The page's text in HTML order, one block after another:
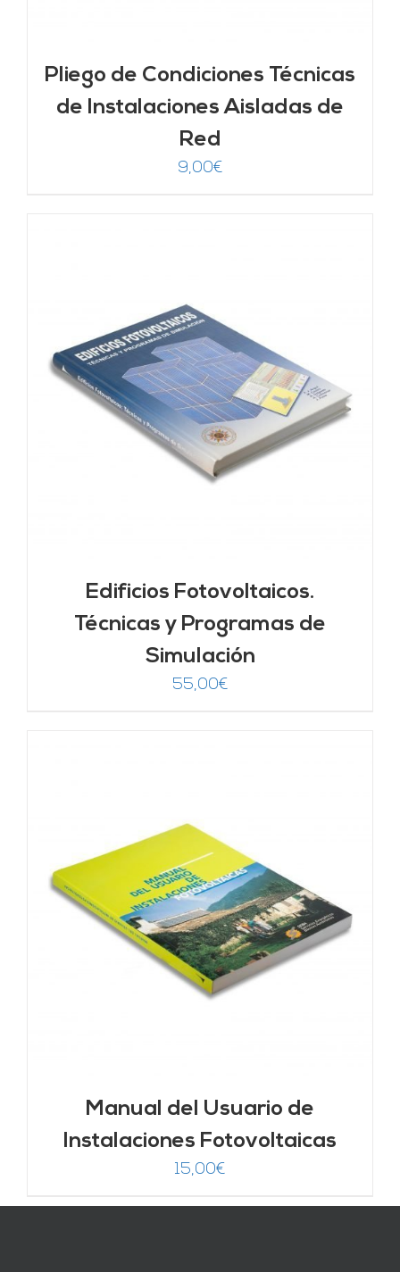
Pliego de Condiciones Técnicas
de Instalaciones Aisladas de
Red
9,00€
Edificios Fotovoltaicos.
Técnicas y Programas de
Simulación
55,00€
Manual del Usuario de
Instalaciones Fotovoltaicas
15,00€